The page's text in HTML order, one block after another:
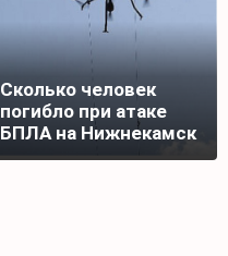
Сколько человек
погибло при атаке
БПЛА на Нижнекамск